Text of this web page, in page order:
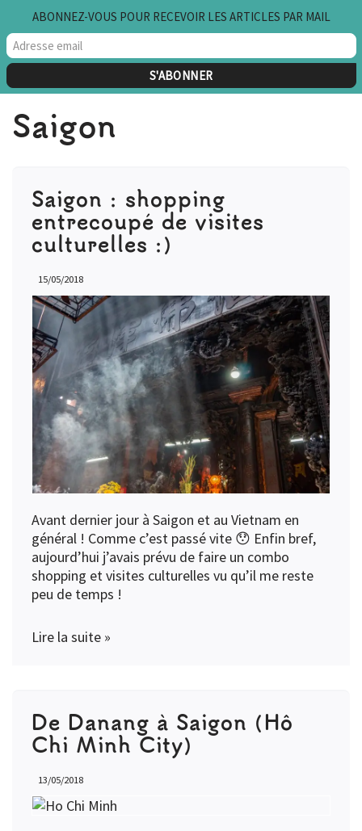
Aller
au
Saigon
Saigon : shopping
entrecoupé de visites
culturelles :)
15/05/2018
Avant dernier jour à Saigon et au Vietnam en
général ! Comme c’est passé vite 😯 Enfin bref,
aujourd’hui j’avais prévu de faire un combo
shopping et visites culturelles vu qu’il me reste
peu de temps !
Lire la suite »
De Danang à Saigon (Hô
Chi Minh City)
13/05/2018
ABONNEZ-VOUS POUR RECEVOIR LES ARTICLES PAR MAIL